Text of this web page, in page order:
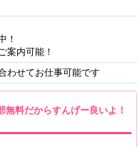
！
案内可能！
わせてお仕事可能です
料だからすんげー良いよ！